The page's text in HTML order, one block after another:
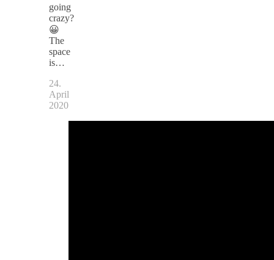
going
crazy?
😀
The
space
is…
24.
April
2020